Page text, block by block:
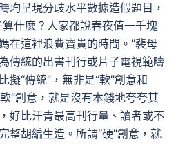
均呈現分歧水平數據造假題目，
什麼？人家都說春夜值一千塊
在這裡浪費寶貴的時間。”裴母
傳統的出書刊行或片子電視範疇
擬“傳統”，無非是“軟”創意和
”創意，就是沒有本錢地夸夸其
好比汗青最高刊行量、讀者或不
整胡編生造。所謂“硬”創意，就